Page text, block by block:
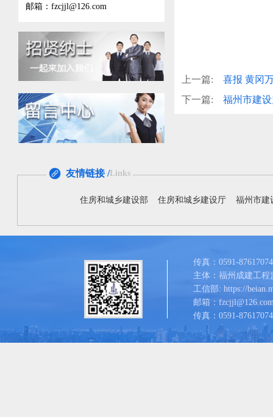
邮箱：fzcjjl@126.com
上一篇:
喜报 黄冈
下一篇:
福州市建
友情链接 /Links
住房和城乡建设部 住房和城乡建设厅 福州市建
传真：0591-87617074
主体：福州成建工程
工信部: https://
邮箱：
传真：0591-87617074